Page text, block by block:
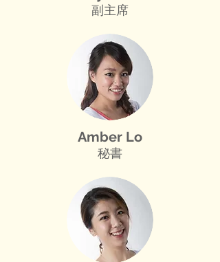
副主席
Amber Lo
秘書